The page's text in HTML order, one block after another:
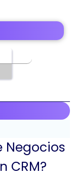
Negocios
CRM?